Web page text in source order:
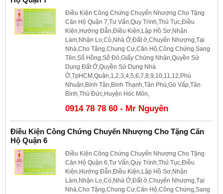
Điều Kiện Công Chứng Chuyển Nhượng Cho Tặng
Căn Hộ Quận 7,Tư Vấn,Quy Trình,Thủ Tục,Điều
Kiện,Hướng Đẫn,Điều Kiện,Lập Hồ Sơ,Nhận
Làm,Nhận Lo,Có,Nhà Ở,Đất ở,Chuyển Nhượng,Tại
Nhà,Cho Tặng,Chung Cư,Căn Hộ,Công Chứng,Sang
Tên,Sổ Hồng,Sổ Đỏ,Giấy Chứng Nhận,Quyền Sử
Dụng Đất Ở,Quyền Sử Dụng Nhà
Ở,TpHCM,Quận,1,2,3,4,5,6,7,8,9,10,11,12,Phú
Nhuận,Bình Tân,Bình Thạnh,Tân Phú,Gò Vấp,Tân
Bình,Thủ Đức,Huyện Hóc Môn,
0914 78 78 60 - Mr Nguyên
Điều Kiện Công Chứng Chuyển Nhượng Cho Tặng Căn
Hộ Quận 6
Điều Kiện Công Chứng Chuyển Nhượng Cho Tặng
Căn Hộ Quận 6,Tư Vấn,Quy Trình,Thủ Tục,Điều
Kiện,Hướng Đẫn,Điều Kiện,Lập Hồ Sơ,Nhận
Làm,Nhận Lo,Có,Nhà Ở,Đất ở,Chuyển Nhượng,Tại
Nhà,Cho Tặng,Chung Cư,Căn Hộ,Công Chứng,Sang